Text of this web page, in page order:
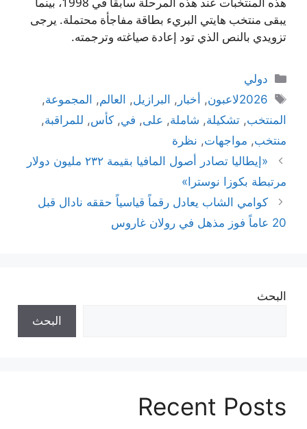
يبقى منتخب هايتي البريء بطاقة مفاجأة محتملة. يرجى
تزويدي بالنص الذي تود إعادة صياغته وترجمته.
التصنيفات
دولي
الوسوم
2026لاعبون , أخبار , البرازيل, العالم, المجموعة,
المنتخب, تشكيلة, شاملة, على, في, كأس, للمراقبة,
منتخب, مواجهات, نظرة
«إيطاليا تصادر أصول المافيا بقيمة ٢٣٢ مليون دولار
مرتبطة بكوزا نوسترا»
كوامي الشاب يعادل رقماً قياسياً حققه نادال قبل
20 عاماً فوز مذهل في رولان غاروس
البحث
البحث
Recent Posts